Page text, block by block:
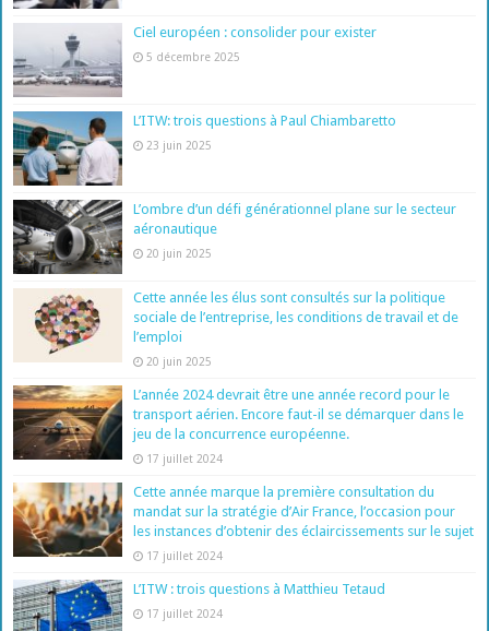
Ciel européen : consolider pour exister
5 décembre 2025
L’ITW: trois questions à Paul Chiambaretto
23 juin 2025
L’ombre d’un défi générationnel plane sur le secteur
aéronautique
20 juin 2025
Cette année les élus sont consultés sur la politique
sociale de l’entreprise, les conditions de travail et de
l’emploi
20 juin 2025
L’année 2024 devrait être une année record pour le
transport aérien. Encore faut-il se démarquer dans le
jeu de la concurrence européenne.
17 juillet 2024
Cette année marque la première consultation du
mandat sur la stratégie d’Air France, l’occasion pour
les instances d’obtenir des éclaircissements sur le sujet
17 juillet 2024
L’ITW : trois questions à Matthieu Tetaud
17 juillet 2024